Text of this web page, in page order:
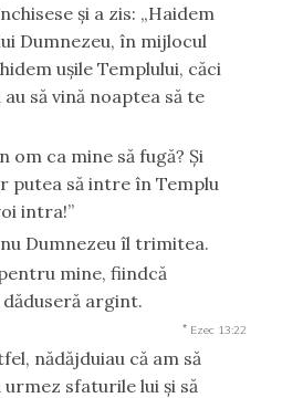
şi a zis: „Haidem
Dumnezeu, în mijlocul
uşile Templului, căci
să vină noaptea să te
om ca mine să fugă? Şi
putea să intre în Templu
intra!”
Dumnezeu îl trimitea.
mine, fiindcă
dăduseră argint.
* Ezec 13:22
nădăjduiau că am să
urmez sfaturile lui şi să